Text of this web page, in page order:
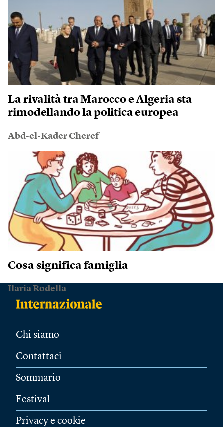
La rivalità tra Marocco e Algeria sta
rimodellando la politica europea
Abd-el-Kader Cheref
Cosa significa famiglia
Ilaria Rodella
Chi siamo
Contattaci
Sommario
Festival
Privacy e cookie